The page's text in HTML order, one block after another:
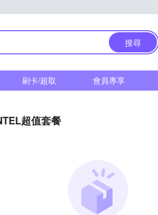
搜尋
刷卡/超取 會員專享
超值套餐